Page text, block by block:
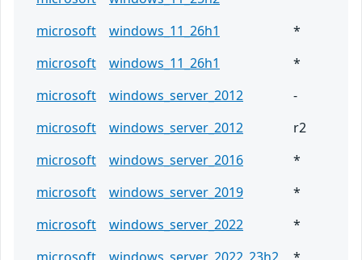
microsoft
windows_11_26h1
*
microsoft
windows_11_26h1
*
microsoft
windows_server_2012
-
microsoft
windows_server_2012
r2
microsoft
windows_server_2016
*
microsoft
windows_server_2019
*
microsoft
windows_server_2022
*